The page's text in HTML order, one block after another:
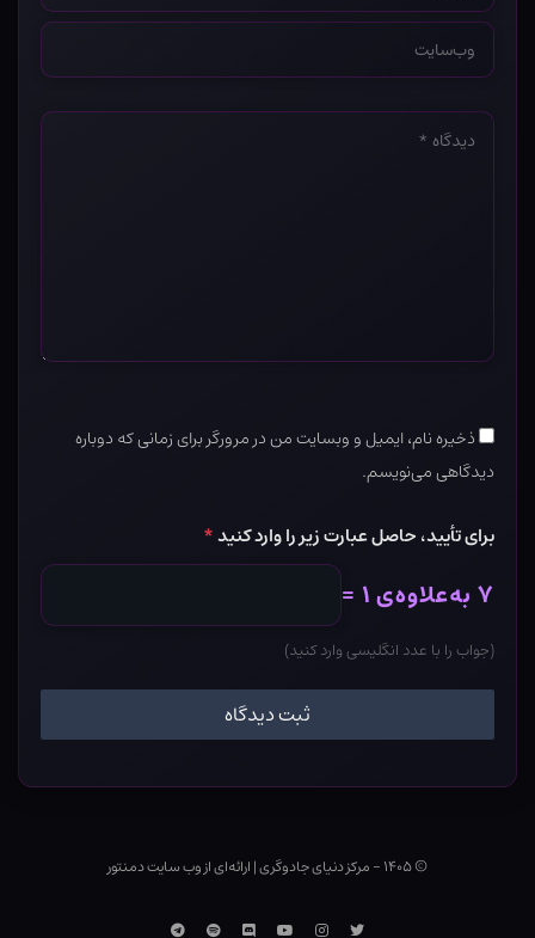
وب‌سایت
*
دیدگاه
ذخیره نام، ایمیل و وبسایت من در مرورگر برای زمانی که دوباره
دیدگاهی می‌نویسم.
برای تأیید، حاصل عبارت زیر را وارد کنید*
۷ به‌علاوه‌ی ۱ =
(جواب را با عدد انگلیسی وارد کنید)
© ۱۴۰۵ - مرکز دنیای جادوگری |ارائه‌ای از وب ‌سایت دمنتور
توییتراینستاگرام
یوتوبDiscordاسپاتیفایتلگرام